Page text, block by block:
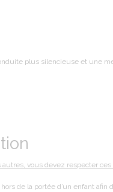
plus silencieuse et une
vous devez respecter ces
de la portée d’un enfant afin